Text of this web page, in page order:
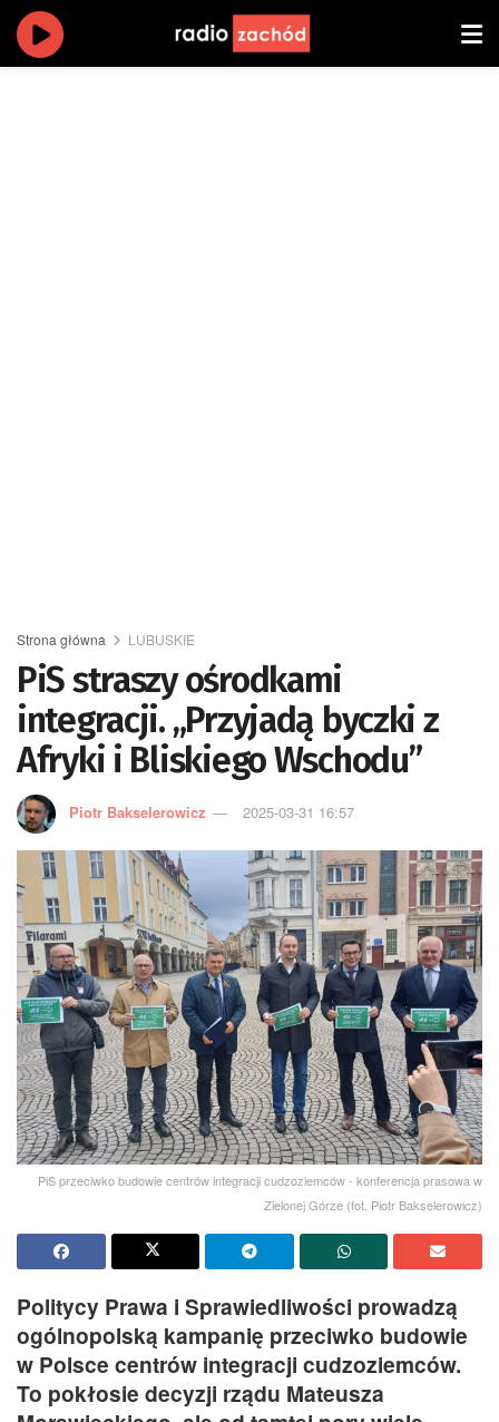
Strona główna LUBUSKIE
PiS straszy ośrodkami
integracji. „Przyjadą byczki z
Afryki i Bliskiego Wschodu”
Piotr Bakselerowicz 2025-03-31 16:57
PiS przeciwko budowie centrów integracji cudzoziemców - konferencja prasowa w
Zielonej Górze (fot. Piotr Bakselerowicz)
Politycy Prawa i Sprawiedliwości prowadzą
ogólnopolską kampanię przeciwko budowie
w Polsce centrów integracji cudzoziemców.
To pokłosie decyzji rządu Mateusza